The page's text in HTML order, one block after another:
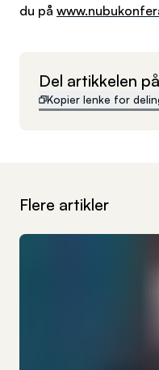
du på
Del artikkelen
Kopier lenke for
Flere artikler